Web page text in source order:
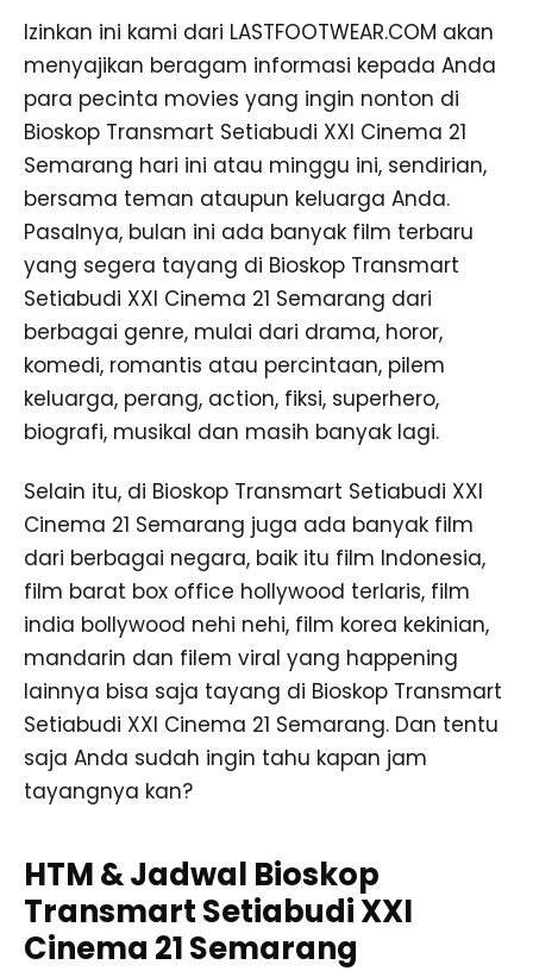
Izinkan ini kami dari LASTFOOTWEAR.COM akan
menyajikan beragam informasi kepada Anda
para pecinta movies yang ingin nonton di
Bioskop Transmart Setiabudi XXI Cinema 21
Semarang hari ini atau minggu ini, sendirian,
bersama teman ataupun keluarga Anda.
Pasalnya, bulan ini ada banyak film terbaru
yang segera tayang di Bioskop Transmart
Setiabudi XXI Cinema 21 Semarang dari
berbagai genre, mulai dari drama, horor,
komedi, romantis atau percintaan, pilem
keluarga, perang, action, fiksi, superhero,
biografi, musikal dan masih banyak lagi.
Selain itu, di Bioskop Transmart Setiabudi XXI
Cinema 21 Semarang juga ada banyak film
dari berbagai negara, baik itu film Indonesia,
film barat box office hollywood terlaris, film
india bollywood nehi nehi, film korea kekinian,
mandarin dan filem viral yang happening
lainnya bisa saja tayang di Bioskop Transmart
Setiabudi XXI Cinema 21 Semarang. Dan tentu
saja Anda sudah ingin tahu kapan jam
tayangnya kan?
HTM & Jadwal Bioskop
Transmart Setiabudi XXI
Cinema 21 Semarang